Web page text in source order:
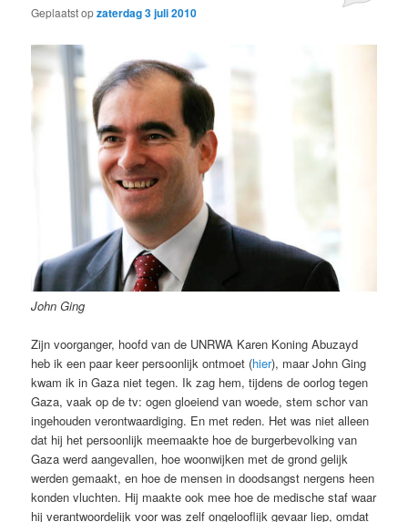
Geplaatst opzaterdag 3 juli 2010
John Ging
Zijn voorganger, hoofd van de UNRWA Karen Koning Abuzayd
heb ik een paar keer persoonlijk ontmoet (hier), maar John Ging
kwam ik in Gaza niet tegen. Ik zag hem, tijdens de oorlog tegen
Gaza, vaak op de tv: ogen gloeiend van woede, stem schor van
ingehouden verontwaardiging. En met reden. Het was niet alleen
dat hij het persoonlijk meemaakte hoe de burgerbevolking van
Gaza werd aangevallen, hoe woonwijken met de grond gelijk
werden gemaakt, en hoe de mensen in doodsangst nergens heen
konden vluchten. Hij maakte ook mee hoe de medische staf waar
hij verantwoordelijk voor was zelf ongelooflijk gevaar liep, omdat